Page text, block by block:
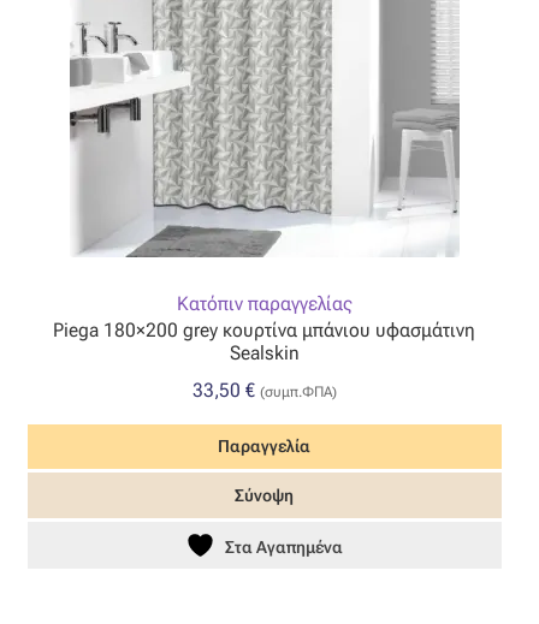
Κατόπιν παραγγελίας
Piega 180×200 grey κουρτίνα μπάνιου υφασμάτινη
Sealskin
33,50 € (συμπ.ΦΠΑ)
Παραγγελία
Σύνοψη
Στα Αγαπημένα